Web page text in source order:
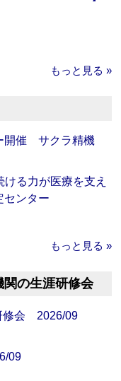
もっと見る »
開催 サクラ精機
る力が医療を支え
ンター
もっと見る »
関の生涯研修会
修会 2026/09
09